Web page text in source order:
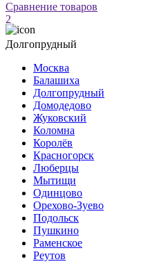
Сравнение товаров
2
Долгопрудный
Москва
Балашиха
Долгопрудный
Домодедово
Жуковский
Коломна
Королёв
Красногорск
Люберцы
Мытищи
Одинцово
Орехово-Зуево
Подольск
Пушкино
Раменское
Реутов